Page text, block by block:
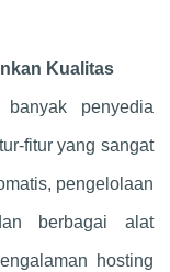
Kualitas
penyedia
fitur yang sangat
pengelolaan
berbagai alat
hosting